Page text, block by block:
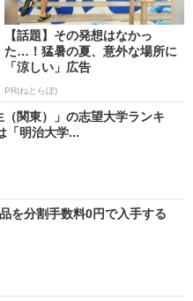
【話題】その発想はなかっ
た…！猛暑の夏、意外な場所に
「涼しい」広告
PR(ねとらぼ)
（関東）」の志望大学ランキ
明治大学...
を分割手数料0円で入手する